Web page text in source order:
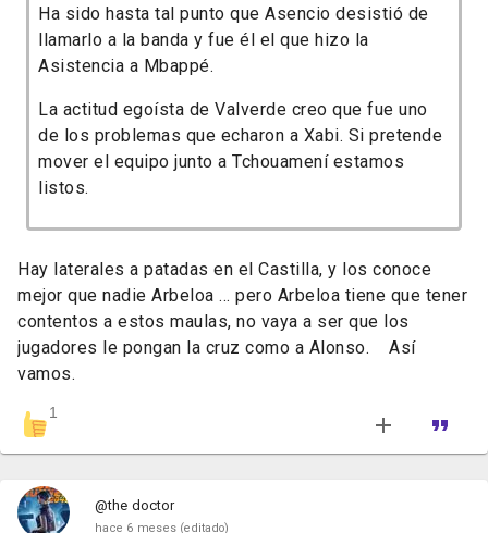
Ha sido hasta tal punto que Asencio desistió de
llamarlo a la banda y fue él el que hizo la
Asistencia a Mbappé.
La actitud egoísta de Valverde creo que fue uno
de los problemas que echaron a Xabi. Si pretende
mover el equipo junto a Tchouamení estamos
listos.
Hay laterales a patadas en el Castilla, y los conoce
mejor que nadie Arbeloa ... pero Arbeloa tiene que tener
contentos a estos maulas, no vaya a ser que los
jugadores le pongan la cruz como a Alonso. Así
vamos.
1
@the doctor
hace 6 meses (editado)